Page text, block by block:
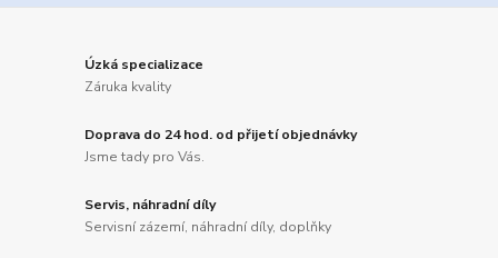
Úzká specializace
Záruka kvality
Doprava do 24 hod. od přijetí objednávky
Jsme tady pro Vás.
Servis, náhradní díly
Servisní zázemí, náhradní díly, doplňky